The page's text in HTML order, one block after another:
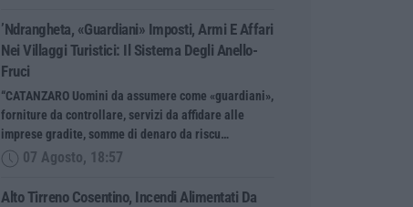
’Ndrangheta, «guardiani» Imposti, Armi E Affari
Nei Villaggi Turistici: Il Sistema Degli Anello-
Fruci
“CATANZARO Uomini da assumere come «guardiani»,
forniture da controllare, servizi da affidare alle
imprese gradite, somme di denaro da riscu…
07 Agosto, 18:57
Alto Tirreno Cosentino, Incendi Alimentati Da